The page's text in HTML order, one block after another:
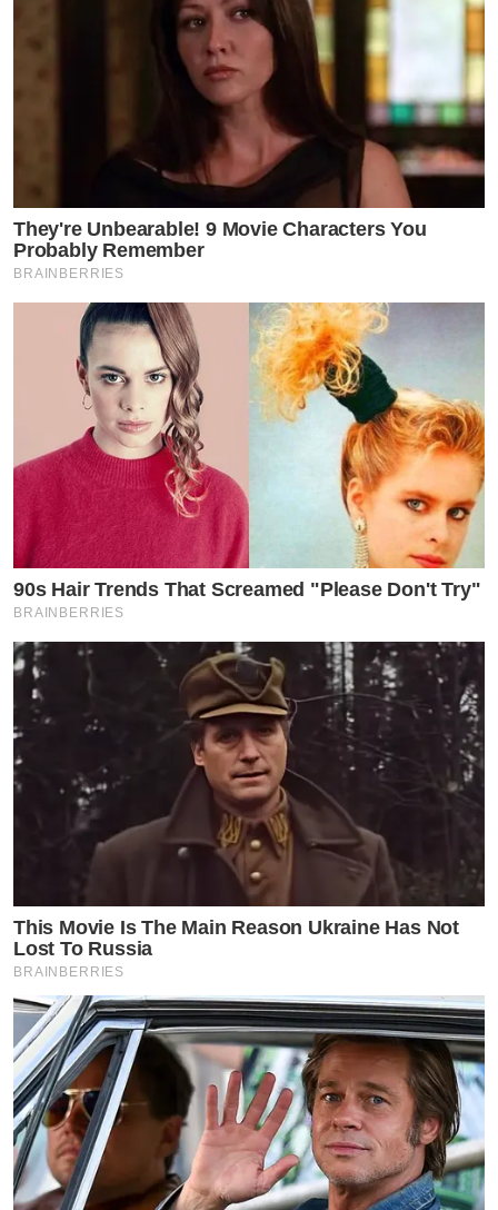
They're Unbearable! 9 Movie Characters You
Probably Remember
BRAINBERRIES
90s Hair Trends That Screamed "Please Don't Try"
BRAINBERRIES
This Movie Is The Main Reason Ukraine Has Not
Lost To Russia
BRAINBERRIES